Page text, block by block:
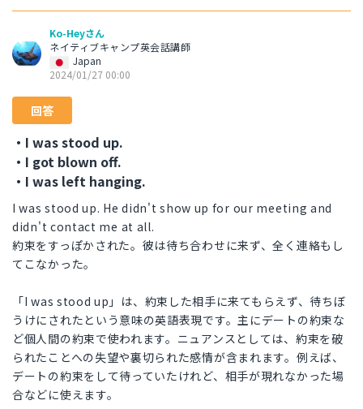
Ko-Heyさん
ネイティブキャンプ英会話講師
Japan
2024/01/27 00:00
回答
・I was stood up.
・I got blown off.
・I was left hanging.
I was stood up. He didn't show up for our meeting and
didn't contact me at all.
約束をすっぽかされた。彼は待ち合わせに来ず、全く連絡もし
てこなかった。
「I was stood up」は、約束した相手に来てもらえず、待ちぼ
うけにされたという意味の英語表現です。主にデートの約束な
ど個人間の約束で使われます。ニュアンスとしては、約束を破
られたことへの失望や裏切られた感情が含まれます。例えば、
デートの約束をして待っていたけれど、相手が現れなかった場
合などに使えます。